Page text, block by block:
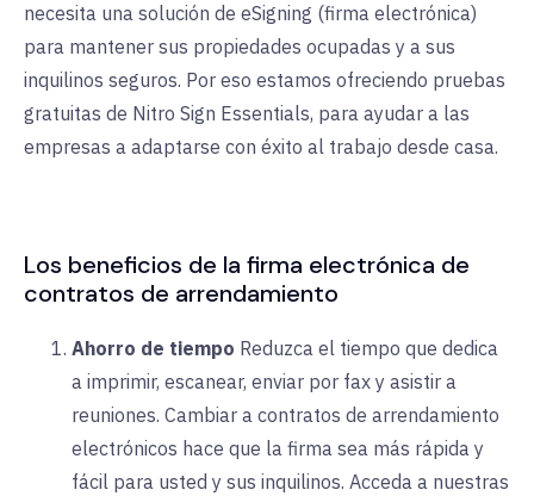
necesita una solución de eSigning (firma electrónica)
para mantener sus propiedades ocupadas y a sus
inquilinos seguros. Por eso estamos ofreciendo pruebas
gratuitas de Nitro Sign Essentials, para ayudar a las
empresas a adaptarse con éxito al trabajo desde casa.
Los beneficios de la firma electrónica de
contratos de arrendamiento
Ahorro de tiempo Reduzca el tiempo que dedica
a imprimir, escanear, enviar por fax y asistir a
reuniones. Cambiar a contratos de arrendamiento
electrónicos hace que la firma sea más rápida y
fácil para usted y sus inquilinos. Acceda a nuestras